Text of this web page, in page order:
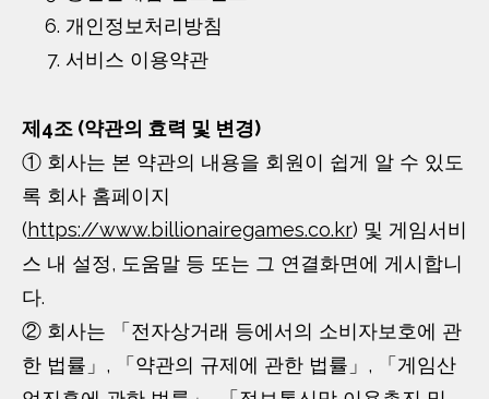
개인정보처리방침
서비스 이용약관
제4조 (약관의 효력 및 변경)
① 회사는 본 약관의 내용을 회원이 쉽게 알 수 있도
록 회사 홈페이지
(https://www.billionairegames.co.kr) 및 게임서비
스 내 설정, 도움말 등 또는 그 연결화면에 게시합니
다.
② 회사는 「전자상거래 등에서의 소비자보호에 관
한 법률」, 「약관의 규제에 관한 법률」, 「게임산